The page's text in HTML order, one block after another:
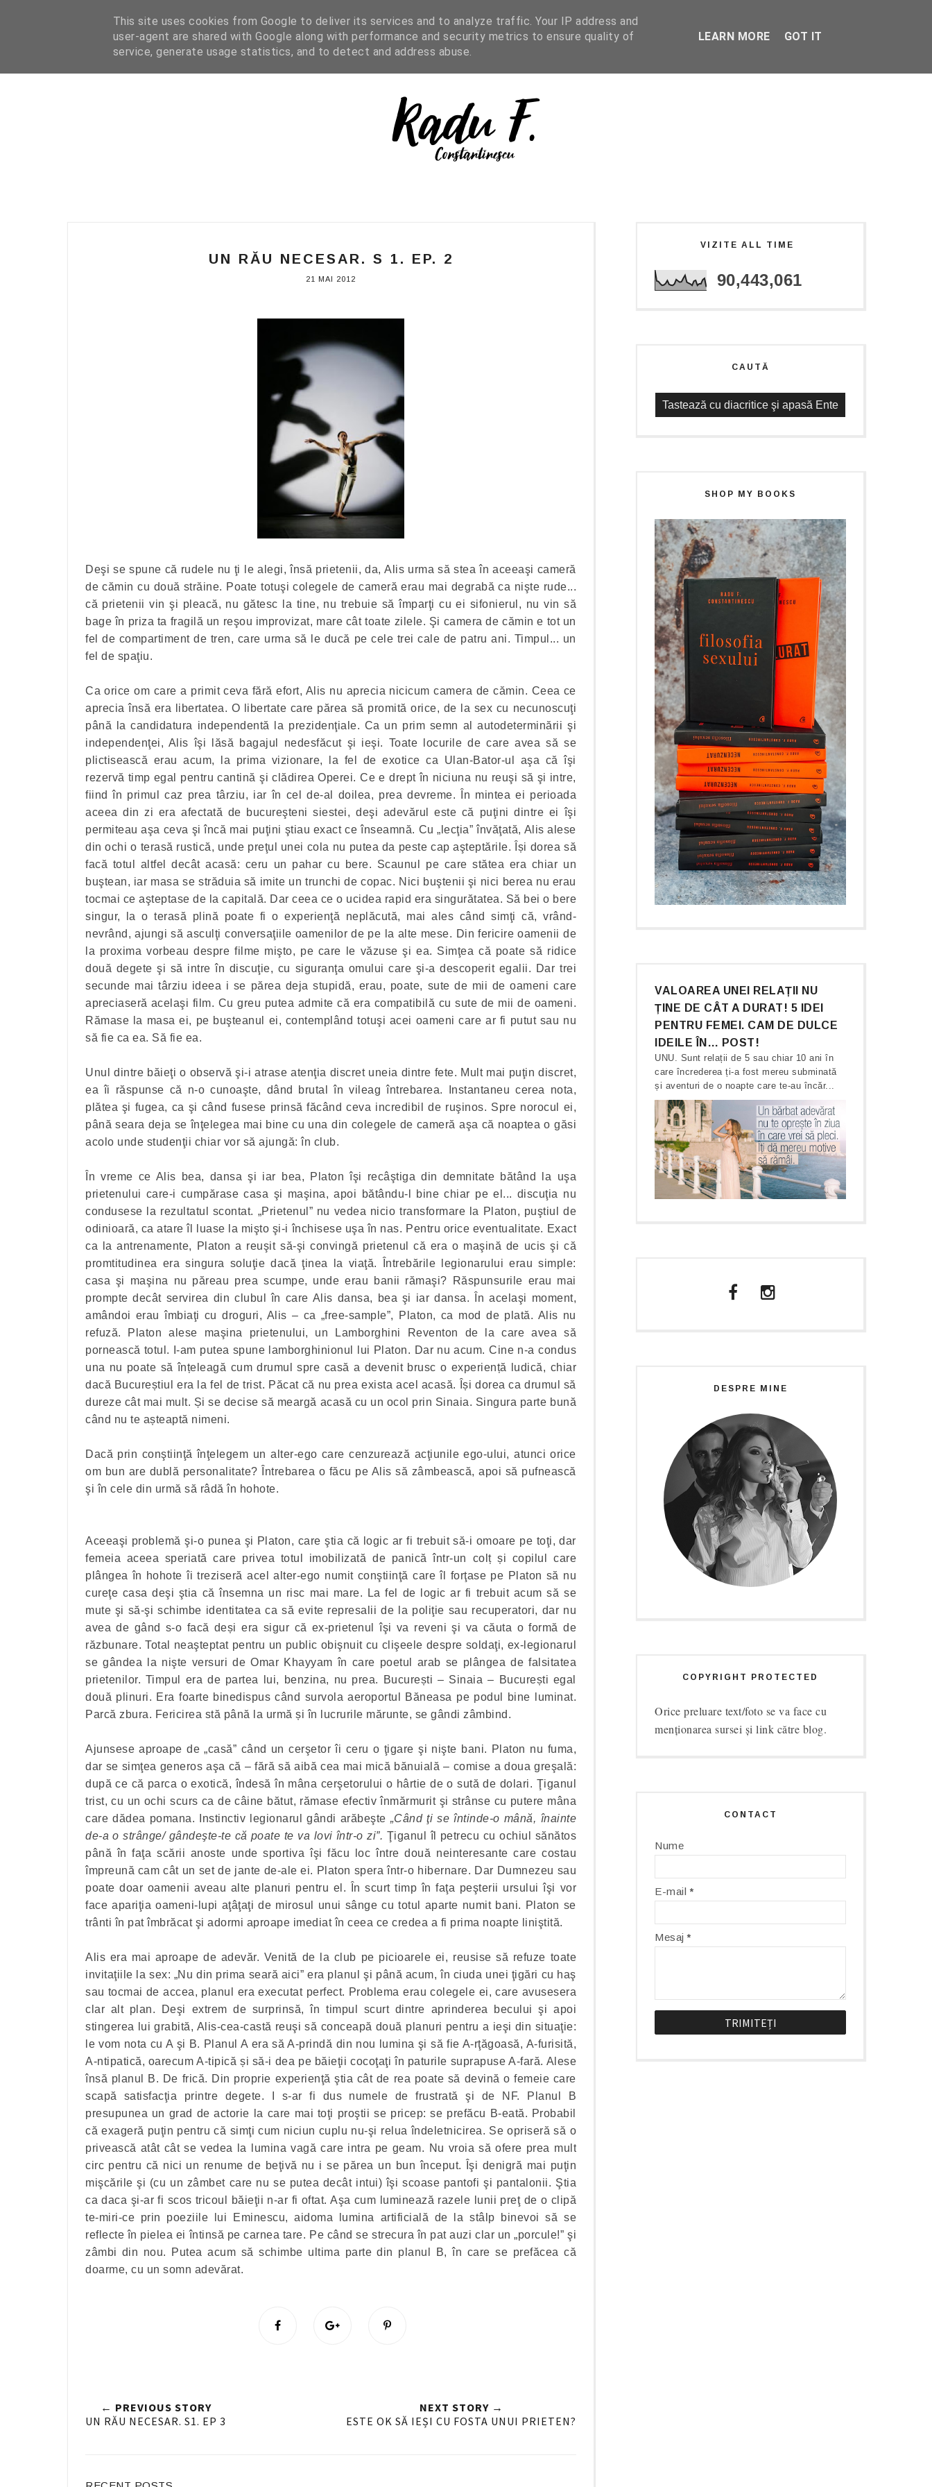
I WANT YOUR TEXT COFFEE READING NIGHT READING ENGLISH SHOP
UN RĂU NECESAR. S 1. EP. 2
21 MAI 2012
Deşi se spune că rudele nu ţi le alegi, însă prietenii, da, Alis urma să stea în aceeaşi cameră
de cămin cu două străine. Poate totuşi colegele de cameră erau mai degrabă ca nişte rude...
că prietenii vin şi pleacă, nu gătesc la tine, nu trebuie să împarţi cu ei sifonierul, nu vin să
bage în priza ta fragilă un reşou improvizat, mare cât toate zilele. Şi camera de cămin e tot un
fel de compartiment de tren, care urma să le ducă pe cele trei cale de patru ani. Timpul... un
fel de spaţiu.
Ca orice om care a primit ceva fără efort, Alis nu aprecia nicicum camera de cămin. Ceea ce
aprecia însă era libertatea. O libertate care părea să promită orice, de la sex cu necunoscuţi
până la candidatura independentă la prezidenţiale. Ca un prim semn al autodeterminării şi
independenţei, Alis îşi lăsă bagajul nedesfăcut şi ieşi. Toate locurile de care avea să se
plictisească erau acum, la prima vizionare, la fel de exotice ca Ulan-Bator-ul aşa că îşi
rezervă timp egal pentru cantină şi clădirea Operei. Ce e drept în niciuna nu reuşi să şi intre,
fiind în primul caz prea târziu, iar în cel de-al doilea, prea devreme. În mintea ei perioada
aceea din zi era afectată de bucureşteni siestei, deşi adevărul este că puţini dintre ei îşi
permiteau aşa ceva şi încă mai puţini ştiau exact ce înseamnă. Cu „lecţia” învăţată, Alis alese
din ochi o terasă rustică, unde preţul unei cola nu putea da peste cap aşteptările. Își dorea să
facă totul altfel decât acasă: ceru un pahar cu bere. Scaunul pe care stătea era chiar un
buştean, iar masa se străduia să imite un trunchi de copac. Nici buştenii şi nici berea nu erau
tocmai ce aşteptase de la capitală. Dar ceea ce o ucidea rapid era singurătatea. Să bei o bere
singur, la o terasă plină poate fi o experienţă neplăcută, mai ales când simţi că, vrând-
nevrând, ajungi să asculţi conversaţiile oamenilor de pe la alte mese. Din fericire oamenii de
la proxima vorbeau despre filme mişto, pe care le văzuse şi ea. Simţea că poate să ridice
două degete şi să intre în discuţie, cu siguranţa omului care şi-a descoperit egalii. Dar trei
secunde mai târziu ideea i se părea deja stupidă, erau, poate, sute de mii de oameni care
apreciaseră acelaşi film. Cu greu putea admite că era compatibilă cu sute de mii de oameni.
Rămase la masa ei, pe buşteanul ei, contemplând totuşi acei oameni care ar fi putut sau nu
să fie ca ea. Să fie ea.
Unul dintre băieţi o observă şi-i atrase atenţia discret uneia dintre fete. Mult mai puţin discret,
ea îi răspunse că n-o cunoaşte, dând brutal în vileag întrebarea. Instantaneu cerea nota,
plătea şi fugea, ca şi când fusese prinsă făcând ceva incredibil de ruşinos. Spre norocul ei,
până seara deja se înţelegea mai bine cu una din colegele de cameră aşa că noaptea o găsi
acolo unde studenţii chiar vor să ajungă: în club.
În vreme ce Alis bea, dansa şi iar bea, Platon îşi recâştiga din demnitate bătând la uşa
prietenului care-i cumpărase casa şi maşina, apoi bătându-l bine chiar pe el... discuţia nu
condusese la rezultatul scontat. „Prietenul” nu vedea nicio transformare la Platon, puştiul de
odinioară, ca atare îl luase la mişto şi-i închisese uşa în nas. Pentru orice eventualitate. Exact
ca la antrenamente, Platon a reuşit să-şi convingă prietenul că era o maşină de ucis şi că
promtitudinea era singura soluţie dacă ţinea la viaţă. Întrebările legionarului erau simple:
casa şi maşina nu păreau prea scumpe, unde erau banii rămaşi? Răspunsurile erau mai
prompte decât servirea din clubul în care Alis dansa, bea şi iar dansa. În acelaşi moment,
amândoi erau îmbiaţi cu droguri, Alis – ca „free-sample”, Platon, ca mod de plată. Alis nu
refuză. Platon alese maşina prietenului, un Lamborghini Reventon de la care avea să
pornească totul. I-am putea spune lamborghinionul lui Platon. Dar nu acum. Cine n-a condus
una nu poate să înțeleagă cum drumul spre casă a devenit brusc o experiență ludică, chiar
dacă Bucureștiul era la fel de trist. Păcat că nu prea exista acel acasă. Își dorea ca drumul să
dureze cât mai mult. Și se decise să meargă acasă cu un ocol prin Sinaia. Singura parte bună
când nu te așteaptă nimeni.
Dacă prin conştiinţă înţelegem un alter-ego care cenzurează acţiunile ego-ului, atunci orice
om bun are dublă personalitate? Întrebarea o făcu pe Alis să zâmbească, apoi să pufnească
şi în cele din urmă să râdă în hohote.
Aceeaşi problemă şi-o punea şi Platon, care ştia că logic ar fi trebuit să-i omoare pe toţi, dar
femeia aceea speriată care privea totul imobilizată de panică într-un colț și copilul care
plângea în hohote îi treziseră acel alter-ego numit conştiinţă care îl forţase pe Platon să nu
cureţe casa deşi ştia că însemna un risc mai mare. La fel de logic ar fi trebuit acum să se
mute şi să-şi schimbe identitatea ca să evite represalii de la poliţie sau recuperatori, dar nu
avea de gând s-o facă deși era sigur că ex-prietenul îşi va reveni şi va căuta o formă de
răzbunare. Total neaşteptat pentru un public obişnuit cu clişeele despre soldaţi, ex-legionarul
se gândea la nişte versuri de Omar Khayyam în care poetul arab se plângea de falsitatea
prietenilor. Timpul era de partea lui, benzina, nu prea. București – Sinaia – București egal
două plinuri. Era foarte binedispus când survola aeroportul Băneasa pe podul bine luminat.
Parcă zbura. Fericirea stă până la urmă și în lucrurile mărunte, se gândi zâmbind.
Ajunsese aproape de „casă” când un cerşetor îi ceru o ţigare şi nişte bani. Platon nu fuma,
dar se simţea generos aşa că – fără să aibă cea mai mică bănuială – comise a doua greşală:
după ce că parca o exotică, îndesă în mâna cerşetorului o hârtie de o sută de dolari. Ţiganul
trist, cu un ochi scurs ca de câine bătut, rămase efectiv înmărmurit şi strânse cu putere mâna
care dădea pomana. Instinctiv legionarul gândi arăbeşte „Când ţi se întinde-o mână, înainte
de-a o strânge/ gândeşte-te că poate te va lovi într-o zi”. Ţiganul îl petrecu cu ochiul sănătos
până în faţa scării anoste unde sportiva îşi făcu loc între două neinteresante care costau
împreună cam cât un set de jante de-ale ei. Platon spera într-o hibernare. Dar Dumnezeu sau
poate doar oamenii aveau alte planuri pentru el. În scurt timp în faţa peşterii ursului îşi vor
face apariţia oameni-lupi aţâţaţi de mirosul unui sânge cu totul aparte numit bani. Platon se
trânti în pat îmbrăcat şi adormi aproape imediat în ceea ce credea a fi prima noapte liniştită.
Alis era mai aproape de adevăr. Venită de la club pe picioarele ei, reusise să refuze toate
invitaţiile la sex: „Nu din prima seară aici” era planul şi până acum, în ciuda unei ţigări cu haş
sau tocmai de accea, planul era executat perfect. Problema erau colegele ei, care avusesera
clar alt plan. Deşi extrem de surprinsă, în timpul scurt dintre aprinderea becului şi apoi
stingerea lui grabită, Alis-cea-castă reuşi să conceapă două planuri pentru a ieşi din situaţie:
le vom nota cu A şi B. Planul A era să A-prindă din nou lumina şi să fie A-rţăgoasă, A-furisită,
A-ntipatică, oarecum A-tipică și să-i dea pe băieţii cocoţaţi în paturile suprapuse A-fară. Alese
însă planul B. De frică. Din proprie experienţă ştia cât de rea poate să devină o femeie care
scapă satisfacţia printre degete. I s-ar fi dus numele de frustrată şi de NF. Planul B
presupunea un grad de actorie la care mai toţi proştii se pricep: se prefăcu B-eată. Probabil
că exageră puţin pentru că simţi cum niciun cuplu nu-şi relua îndeletnicirea. Se opriseră să o
privească atât cât se vedea la lumina vagă care intra pe geam. Nu vroia să ofere prea mult
circ pentru că nici un renume de beţivă nu i se părea un bun început. Îşi denigră mai puţin
mişcările şi (cu un zâmbet care nu se putea decât intui) îşi scoase pantofi şi pantalonii. Ştia
ca daca şi-ar fi scos tricoul băieţii n-ar fi oftat. Aşa cum luminează razele lunii preţ de o clipă
te-miri-ce prin poeziile lui Eminescu, aidoma lumina artificială de la stâlp binevoi să se
reflecte în pielea ei întinsă pe carnea tare. Pe când se strecura în pat auzi clar un „porcule!” şi
zâmbi din nou. Putea acum să schimbe ultima parte din planul B, în care se prefăcea că
doarme, cu un somn adevărat.
n
← PREVIOUS STORY
UN RĂU NECESAR. S1. EP 3
NEXT STORY →
ESTE OK SĂ IEȘI CU FOSTA UNUI PRIETEN?
VIZITE ALL TIME
90,443,061
CAUTĂ
SHOP MY BOOKS
VALOAREA UNEI RELAȚII NU
ȚINE DE CÂT A DURAT! 5 IDEI
PENTRU FEMEI. CAM DE DULCE
IDEILE ÎN… POST!
UNU. Sunt relații de 5 sau chiar 10 ani în
care încrederea ți-a fost mereu subminată
și aventuri de o noapte care te-au încăr...
DESPRE MINE
COPYRIGHT PROTECTED
Orice preluare text/foto se va face cu
menționarea sursei și link către blog.
CONTACT
Nume
E-mail*
Mesaj*
This site uses cookies from Google to deliver its services and to analyze traffic. Your IP address and
user-agent are shared with Google along with performance and security metrics to ensure quality of
service, generate usage statistics, and to detect and address abuse.
LEARN MORE GOT IT